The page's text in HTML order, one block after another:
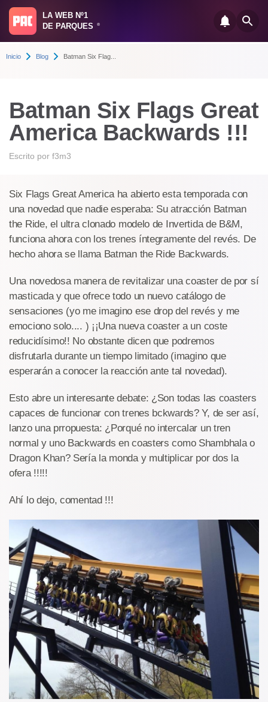
LA WEB Nº1
DE PARQUES
®
Inicio Blog Batman Six Flag...
Batman Six Flags Great
America Backwards !!!
Escrito por f3m3
Six Flags Great America ha abierto esta temporada con
una novedad que nadie esperaba: Su atracción Batman
the Ride, el ultra clonado modelo de Invertida de B&M,
funciona ahora con los trenes íntegramente del revés. De
hecho ahora se llama Batman the Ride Backwards.
Una novedosa manera de revitalizar una coaster de por sí
masticada y que ofrece todo un nuevo catálogo de
sensaciones (yo me imagino ese drop del revés y me
emociono solo.... ) ¡¡Una nueva coaster a un coste
reducidísimo!! No obstante dicen que podremos
disfrutarla durante un tiempo limitado (imagino que
esperarán a conocer la reacción ante tal novedad).
Esto abre un interesante debate: ¿Son todas las coasters
capaces de funcionar con trenes bckwards? Y, de ser así,
lanzo una prropuesta: ¿Porqué no intercalar un tren
normal y uno Backwards en coasters como Shambhala o
Dragon Khan? Sería la monda y multiplicar por dos la
ofera !!!!!
Ahí lo dejo, comentad !!!